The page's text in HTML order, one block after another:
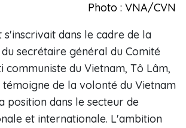
Photo : VNA/CVN
s'inscrivait dans le cadre de la
secrétaire général du Comité
communiste du Vietnam, Tô Lâm,
de la volonté du Vietnam
position dans le secteur de
et internationale. L'ambition